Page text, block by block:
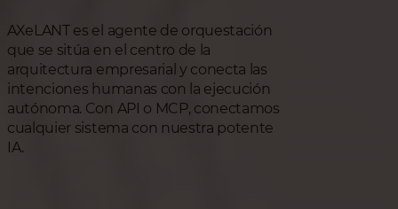
AXeLANT es el agente de orquestación
que se sitúa en el centro de la
arquitectura empresarial y conecta las
intenciones humanas con la ejecución
autónoma. Con API o MCP, conectamos
cualquier sistema con nuestra potente
IA.